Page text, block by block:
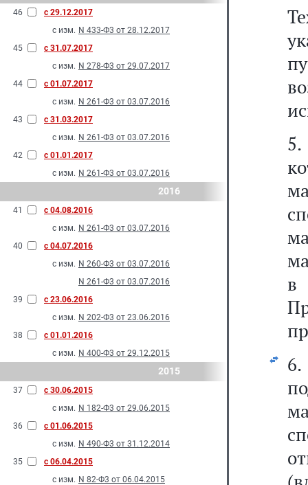
46
с 29.12.2017
с изм. N 433-Ф3 от 28.12.2017
45
с 31.07.2017
с изм. N 278-Ф3 от 29.07.2017
44
с 01.07.2017
с изм. N 261-Ф3 от 03.07.2016
43
с 31.03.2017
с изм. N 261-Ф3 от 03.07.2016
42
с 01.01.2017
с изм. N 261-Ф3 от 03.07.2016
2016
41
с 04.08.2016
с изм. N 261-Ф3 от 03.07.2016
40
с 04.07.2016
с изм. N 260-Ф3 от 03.07.2016
N 261-Ф3 от 03.07.2016
39
с 23.06.2016
с изм. N 202-Ф3 от 23.06.2016
38
с 01.01.2016
с изм. N 400-Ф3 от 29.12.2015
2015
37
с 30.06.2015
с изм. N 182-Ф3 от 29.06.2015
36
с 01.06.2015
с изм. N 490-Ф3 от 31.12.2014
35
с 06.04.2015
с изм. N 82-Ф3 от 06.04.2015